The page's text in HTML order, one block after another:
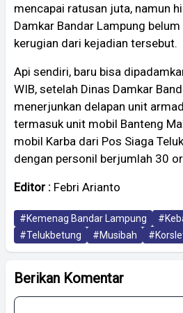
mencapai ratusan juta, namun
Damkar Bandar Lampung
kerugian dari kejadian tersebut.
Api sendiri, baru bisa
WIB, setelah Dinas Damkar
menerjunkan delapan unit
termasuk unit mobil Banteng
mobil Karba dari Pos Siaga
dengan personil berjumlah 30
Editor : Febri Arianto
#Kemenag Bandar Lampung
#Telukbetung
#Musibah
Berikan Komentar